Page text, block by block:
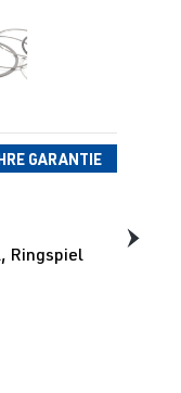
GARANTIE
5 von 5 Sternen
Ringspiel